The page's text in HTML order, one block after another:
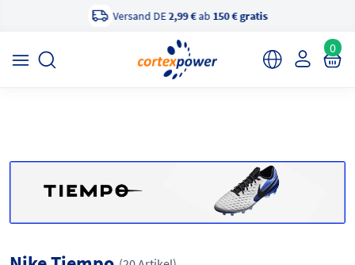
Versand DE2,99 €ab 150 € gratis
0
cortexpower Sportshop